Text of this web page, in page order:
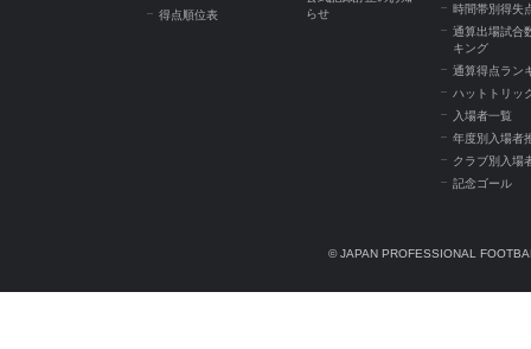
得点順位表
らせ
時間帯別得失
通算出場試合
キング
通算得点ラン
ハットトリッ
入場者一覧
年度別入場者
クラブ別入場
記念ゴール
© JAPAN PROFESSIONAL